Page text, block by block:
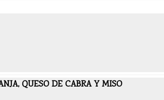
QUESO DE CABRA Y MISO